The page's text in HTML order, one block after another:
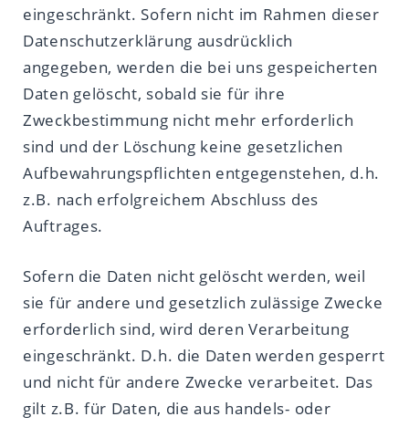
eingeschränkt. Sofern nicht im Rahmen dieser
Datenschutzerklärung ausdrücklich
angegeben, werden die bei uns gespeicherten
Daten gelöscht, sobald sie für ihre
Zweckbestimmung nicht mehr erforderlich
sind und der Löschung keine gesetzlichen
Aufbewahrungspflichten entgegenstehen, d.h.
z.B. nach erfolgreichem Abschluss des
Auftrages.
Sofern die Daten nicht gelöscht werden, weil
sie für andere und gesetzlich zulässige Zwecke
erforderlich sind, wird deren Verarbeitung
eingeschränkt. D.h. die Daten werden gesperrt
und nicht für andere Zwecke verarbeitet. Das
gilt z.B. für Daten, die aus handels- oder